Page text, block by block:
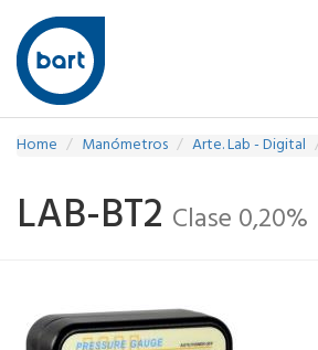
Home Manómetros Arte. Lab - Digital
LAB-BT2 Clase 0,20%